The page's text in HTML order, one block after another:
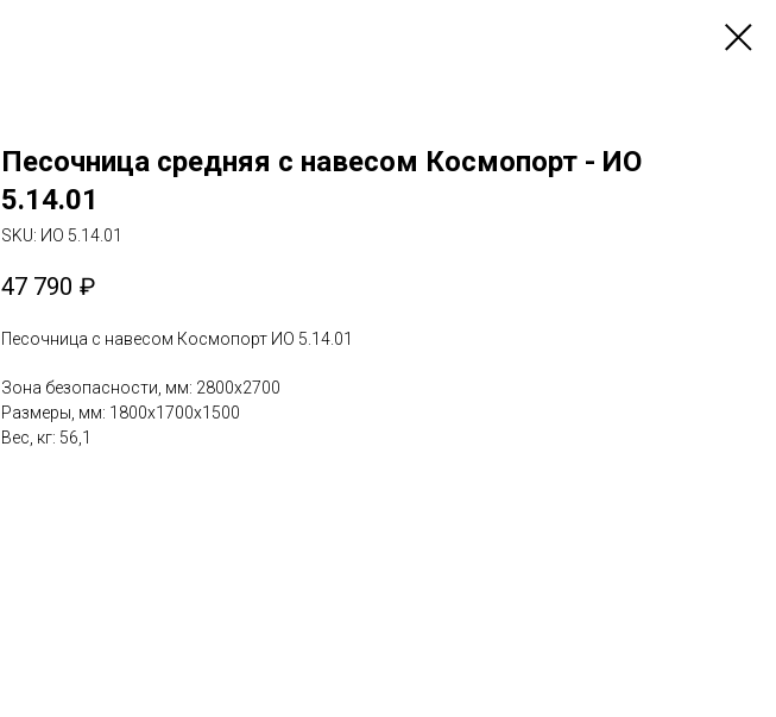
Песочница средняя с навесом Космопорт - ИО
5.14.01
SKU: ИО 5.14.01
47 790 ₽
Песочница с навесом Космопорт ИО 5.14.01
Зона безопасности, мм: 2800х2700
Размеры, мм: 1800x1700x1500
Вес, кг: 56,1